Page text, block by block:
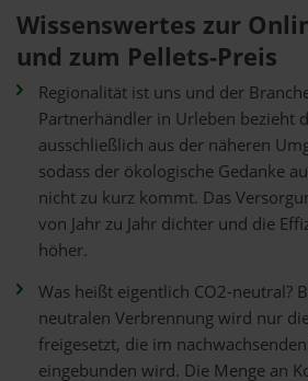
Wissenswertes zur
und zum Pellets-Preis
Regionalität ist uns und der
Partnerhändler in Urleben bezieht
ausschließlich aus der näheren
sodass der ökologische Gedanke
nicht zu kurz kommt. Das
von Jahr zu Jahr dichter und die
höher.
Was heißt eigentlich CO2-neutral?
neutralen Verbrennung wird nur
freigesetzt, die im
eingebunden wird. Die Menge an